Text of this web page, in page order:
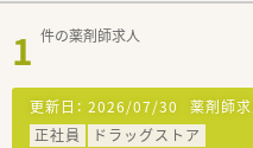
1 件の薬剤師求人
更新日： 2026/07/30 薬剤師求
正社員
ドラッグストア